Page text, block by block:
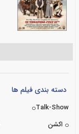
دسته بندی فیلم ها
Talk-Show
اکشن